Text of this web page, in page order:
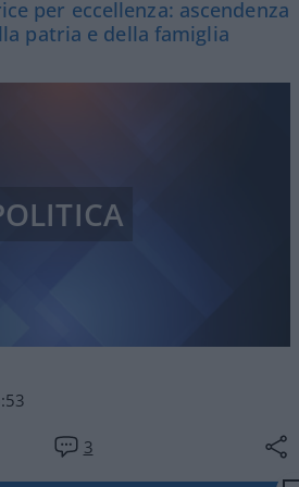
per eccellenza: ascendenza
patria e della famiglia
3